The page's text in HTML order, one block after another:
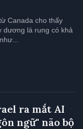
Canada cho thấy
dương lá rung có khả
ra mắt AI
ngữ" não bộ